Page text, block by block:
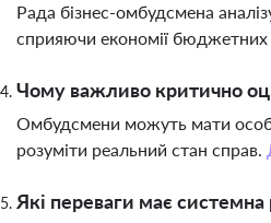
Рада бізнес-омбудсмена
сприяючи економії бюджетних
Чому важливо критично
Омбудсмени можуть мати
розуміти реальний стан справ.
Які переваги має системна